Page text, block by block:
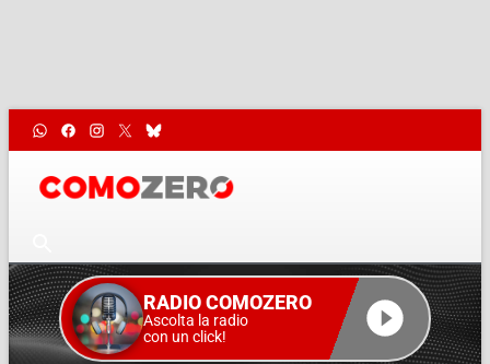
RADIO COMOZERO
Ascolta la radio
con un click!